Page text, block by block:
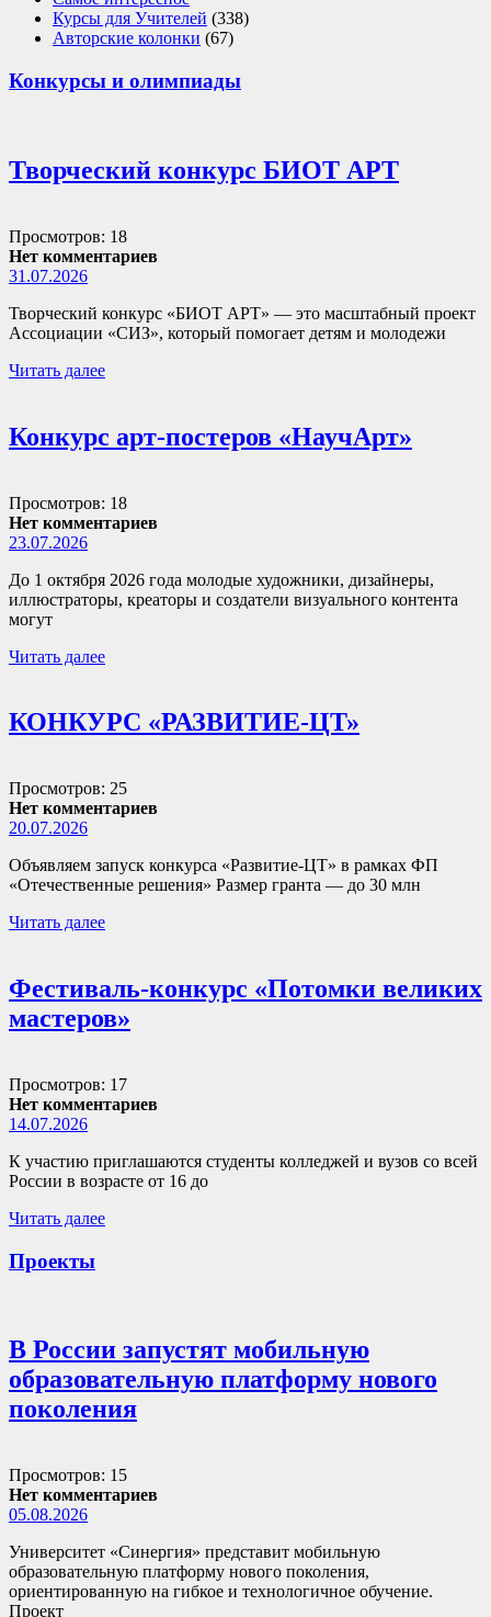
Курсы для Учителей (338)
Авторские колонки (67)
Конкурсы и олимпиады
Творческий конкурс БИОТ АРТ
Просмотров: 18
Нет комментариев
31.07.2026
Творческий конкурс «БИОТ АРТ» — это масштабный проект
Ассоциации «СИЗ», который помогает детям и молодежи
Читать далее
Конкурс арт-постеров «НаучАрт»
Просмотров: 18
Нет комментариев
23.07.2026
До 1 октября 2026 года молодые художники, дизайнеры,
иллюстраторы, креаторы и создатели визуального контента
могут
Читать далее
КОНКУРС «РАЗВИТИЕ-ЦТ»
Просмотров: 25
Нет комментариев
20.07.2026
Объявляем запуск конкурса «Развитие-ЦТ» в рамках ФП
«Отечественные решения» Размер гранта — до 30 млн
Читать далее
Фестиваль-конкурс «Потомки великих
мастеров»
Просмотров: 17
Нет комментариев
14.07.2026
К участию приглашаются студенты колледжей и вузов со всей
России в возрасте от 16 до
Читать далее
Проекты
В России запустят мобильную
образовательную платформу нового
поколения
Просмотров: 15
Нет комментариев
05.08.2026
Университет «Синергия» представит мобильную
образовательную платформу нового поколения,
ориентированную на гибкое и технологичное обучение.
Проект